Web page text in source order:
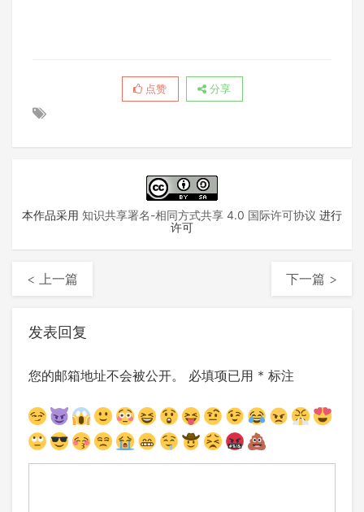
点赞 分享
本作品采用 知识共享署名-相同方式共享 4.0 国际许可协议 进行
许可
< 上一篇 下一篇 >
发表回复
您的邮箱地址不会被公开。 必填项已用 * 标注